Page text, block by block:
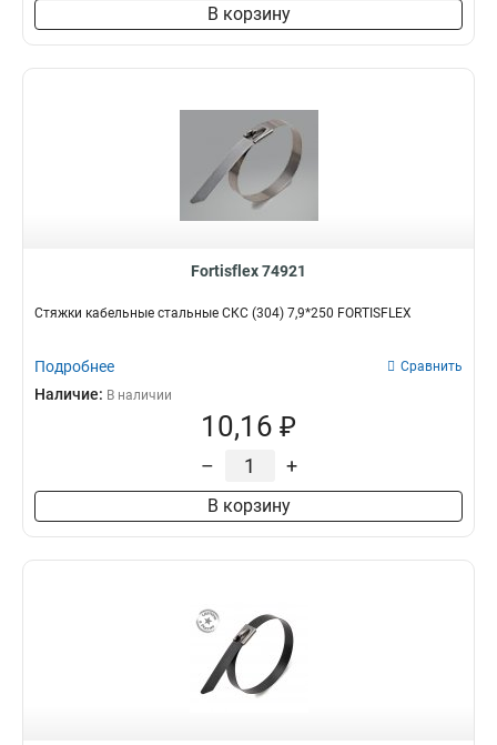
В корзину
Fortisflex 74921
Стяжки кабельные стальные СКС (304) 7,9*250 FORTISFLEX
Подробнее Сравнить
Наличие: В наличии
10,16 ₽
– +
В корзину